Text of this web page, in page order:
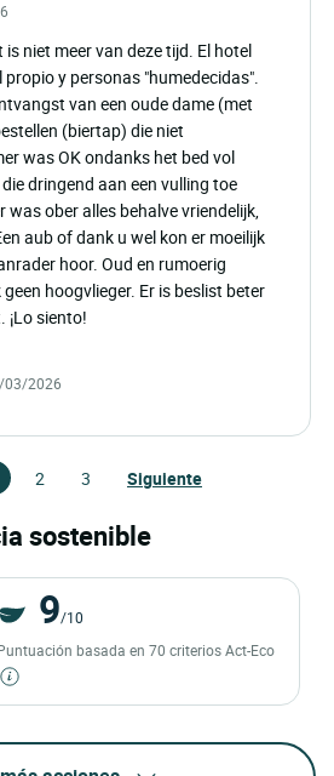
is niet meer van deze tijd. El hotel
y personas "humedecidas".
van een oude dame (met
(biertap) die niet
was OK ondanks het bed vol
dringend aan een vulling toe
was ober alles behalve vriendelijk,
aub of dank u wel kon er moeilijk
hoor. Oud en rumoerig
hoogvlieger. Er is beslist beter
¡Lo siento!
03/2026
2 3 Siguiente
sostenible
9/10
basada en 70 criterios Act-Eco